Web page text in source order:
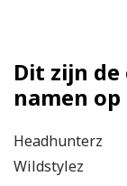
Dit zijn
namen
Headhunterz
Wildstylez